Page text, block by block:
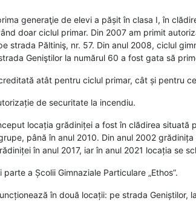
generaţie de elevi a pășit în clasa I, în
doar ciclul primar. Din 2007 am primit
strada Păltiniş, nr. 57. Din anul 2008, ciclul
Geniştilor la numărul 60 a fost gata să
atât pentru ciclul primar, cât și pentru
de securitate la incendiu.
locația grădiniței a fost în clădirea
până în anul 2010. Din anul 2002
în anul 2017, iar în anul 2021 locația se
a Școlii Gimnaziale Particulare „Ethos”.
în două locații: pe strada